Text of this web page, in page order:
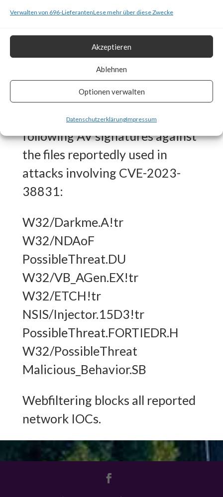
Verwalten von 696-LieferantenLese mehr über diese Zwecke
Akzeptieren
Ablehnen
Optionen verwalten
DatenschutzerklärungImpressum
includes a fix for CVE-2023-
38831.
What FortiGuard Coverage is
FortiGuard Labs has the
following AV signatures against
the files reportedly used in
attacks involving CVE-2023-
38831:
W32/Darkme.A!tr
W32/NDAoF
PossibleThreat.DU
W32/VB_AGen.EX!tr
W32/ETCH!tr
NSIS/Injector.15D3!tr
PossibleThreat.FORTIEDR.H
W32/PossibleThreat
Malicious_Behavior.SB
Webfiltering blocks all reported
network IOCs.